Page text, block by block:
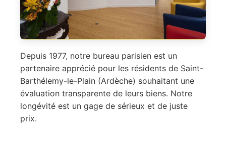
Depuis 1977, notre bureau parisien est un
partenaire apprécié pour les résidents de Saint-
Barthélemy-le-Plain (Ardèche) souhaitant une
évaluation transparente de leurs biens. Notre
longévité est un gage de sérieux et de juste
prix.